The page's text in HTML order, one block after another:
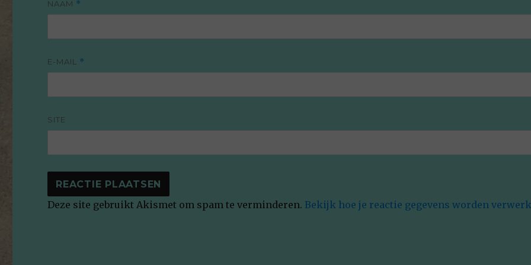
NAAM *
E-MAIL *
SITE
Deze site gebruikt Akismet om spam te verminderen. Bekijk hoe je reactie gegevens worden